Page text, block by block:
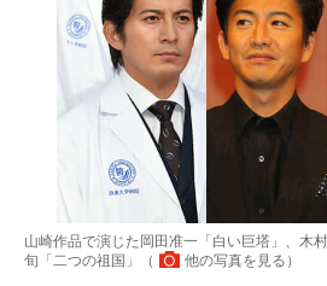
山崎作品で演じた岡田准一「白い巨塔」、木
旬「二つの祖国」（
他の写真を見る ）